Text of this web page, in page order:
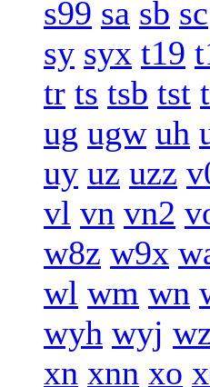
s99 sa sb sc
sy syx t19
tr ts tsb tst
ug ugw uh
uy uz uzz
vl vn vn2
w8z w9x
wl wm wn
wyh wyj
xn xnn xo